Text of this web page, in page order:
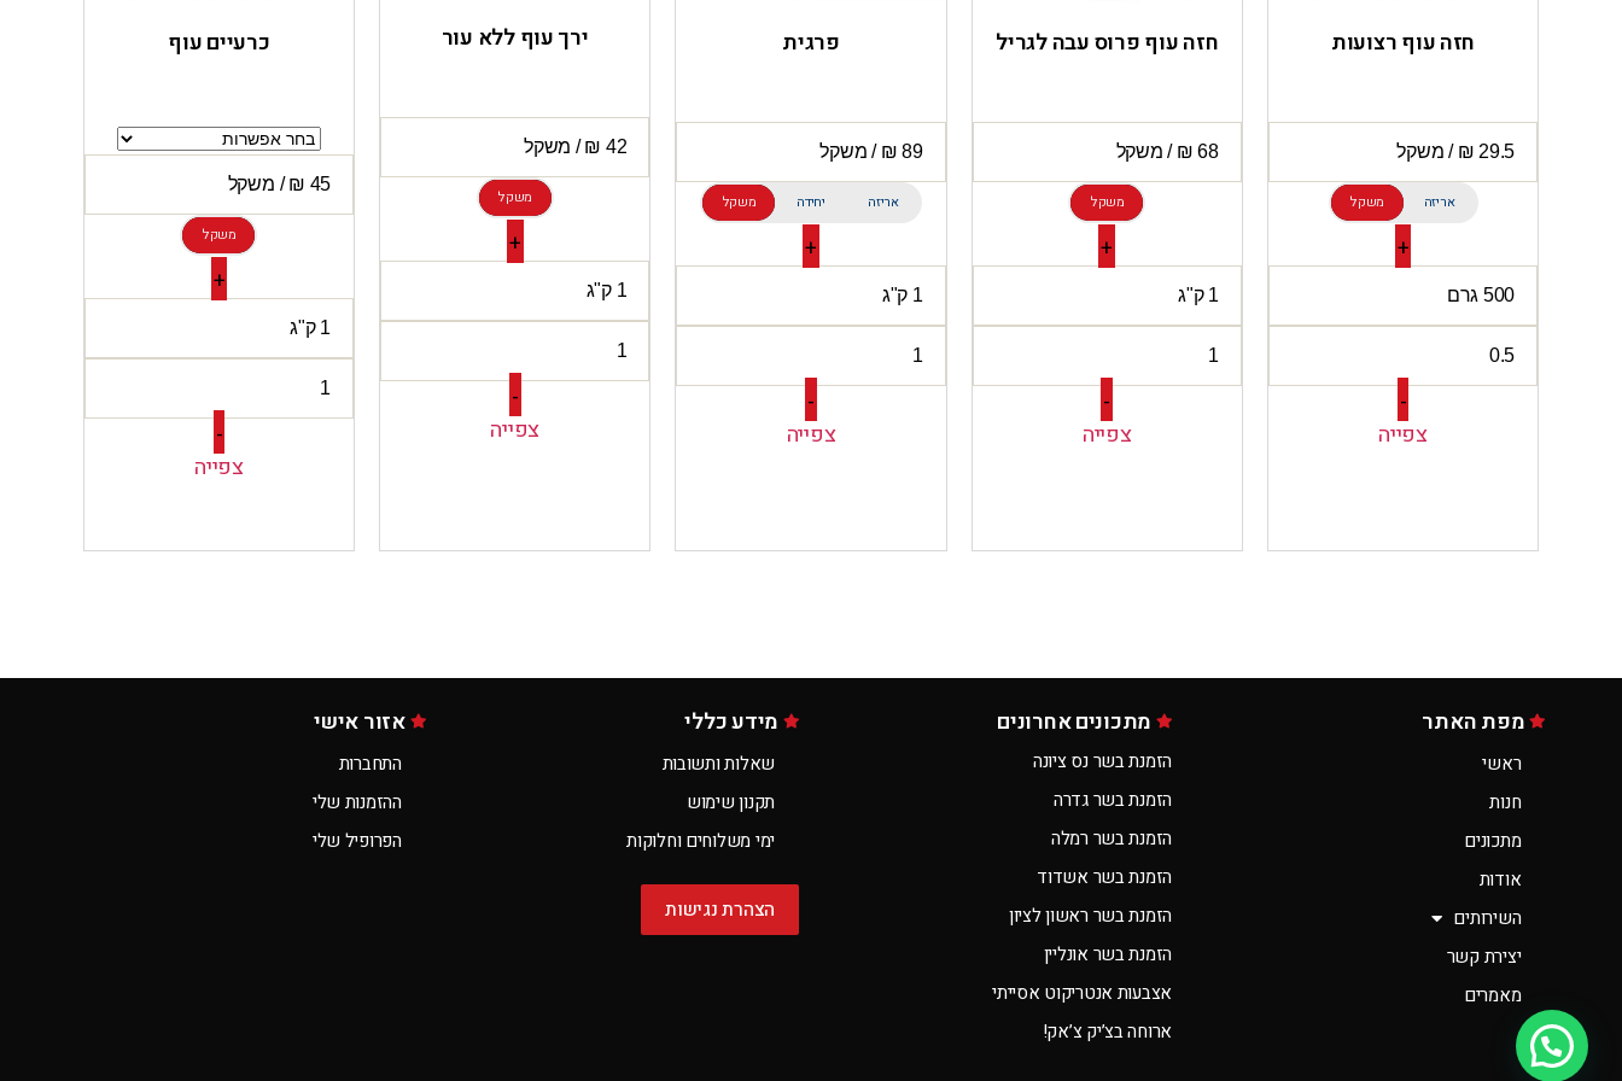
חזה עוף רצועות
משקל אריזה
+
-
צפייה
חזה עוף פרוס עבה לגריל
משקל
+
-
צפייה
פרגית
משקל יחידה אריזה
+
-
צפייה
ירך עוף ללא עור
משקל
+
-
צפייה
כרעיים עוף
משקל
+
-
צפייה
מפת האתר
ראשי
חנות
מתכונים
אודות
השירותים
יצירת קשר
מאמרים
מתכונים אחרונים
הזמנת בשר נס ציונה
הזמנת בשר גדרה
הזמנת בשר רמלה
הזמנת בשר אשדוד
הזמנת בשר ראשון לציון
הזמנת בשר אונליין
אצבעות אנטריקוט אסייתי
ארוחה בצ’יק צ’אק!
מידע כללי
שאלות ותשובות
תקנון שימוש
ימי משלוחים וחלוקות
הצהרת נגישות
אזור אישי
התחברות
ההזמנות שלי
הפרופיל שלי